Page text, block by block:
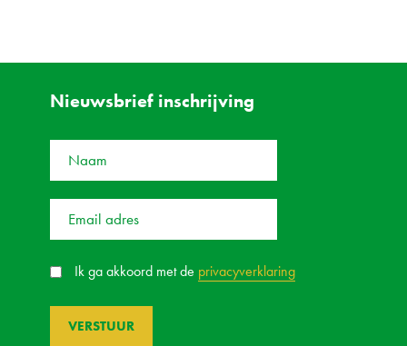
Nieuwsbrief inschrijving
Ik ga akkoord met de privacyverklaring